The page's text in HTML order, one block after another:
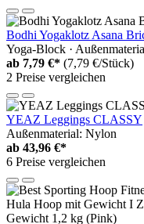
Bodhi Yogaklotz Asana
Yoga-Block ·
ab 7,79 €* (7,79 €/Stück)
2 Preise vergleichen
YEAZ Leggings CLASSY
Außenmaterial: Nylon
ab 43,96 €*
6 Preise vergleichen